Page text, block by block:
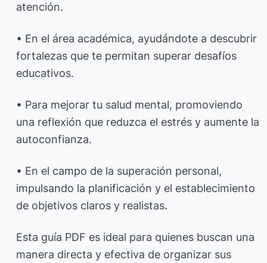
atención.
• En el área académica, ayudándote a descubrir
fortalezas que te permitan superar desafíos
educativos.
• Para mejorar tu salud mental, promoviendo
una reflexión que reduzca el estrés y aumente la
autoconfianza.
• En el campo de la superación personal,
impulsando la planificación y el establecimiento
de objetivos claros y realistas.
Esta guía PDF es ideal para quienes buscan una
manera directa y efectiva de organizar sus